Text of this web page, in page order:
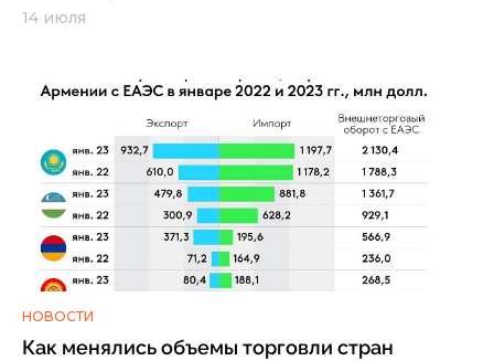
14 июля
НОВОСТИ
Как менялись объемы торговли стран